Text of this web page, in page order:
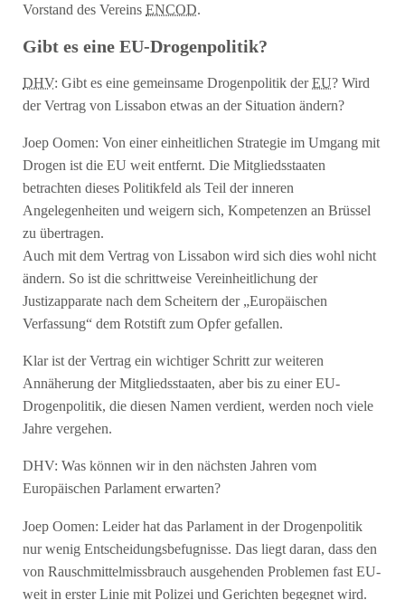
Vorstand des VereinsENCOD.
Gibt es eine EU-Drogenpolitik?
DHV: Gibt es eine gemeinsame Drogenpolitik derEU? Wird
der Vertrag von Lissabon etwas an der Situation ändern?
Joep Oomen: Von einer einheitlichen Strategie im Umgang mit
Drogen ist die EU weit entfernt. Die Mitgliedsstaaten
betrachten dieses Politikfeld als Teil der inneren
Angelegenheiten und weigern sich, Kompetenzen an Brüssel
zu übertragen.
Auch mit dem Vertrag von Lissabon wird sich dies wohl nicht
ändern. So ist die schrittweise Vereinheitlichung der
Justizapparate nach dem Scheitern der „Europäischen
Verfassung“ dem Rotstift zum Opfer gefallen.
Klar ist der Vertrag ein wichtiger Schritt zur weiteren
Annäherung der Mitgliedsstaaten, aber bis zu einer EU-
Drogenpolitik, die diesen Namen verdient, werden noch viele
Jahre vergehen.
DHV: Was können wir in den nächsten Jahren vom
Europäischen Parlament erwarten?
Joep Oomen: Leider hat das Parlament in der Drogenpolitik
nur wenig Entscheidungsbefugnisse. Das liegt daran, dass den
von Rauschmittelmissbrauch ausgehenden Problemen fast EU-
weit in erster Linie mit Polizei und Gerichten begegnet wird.